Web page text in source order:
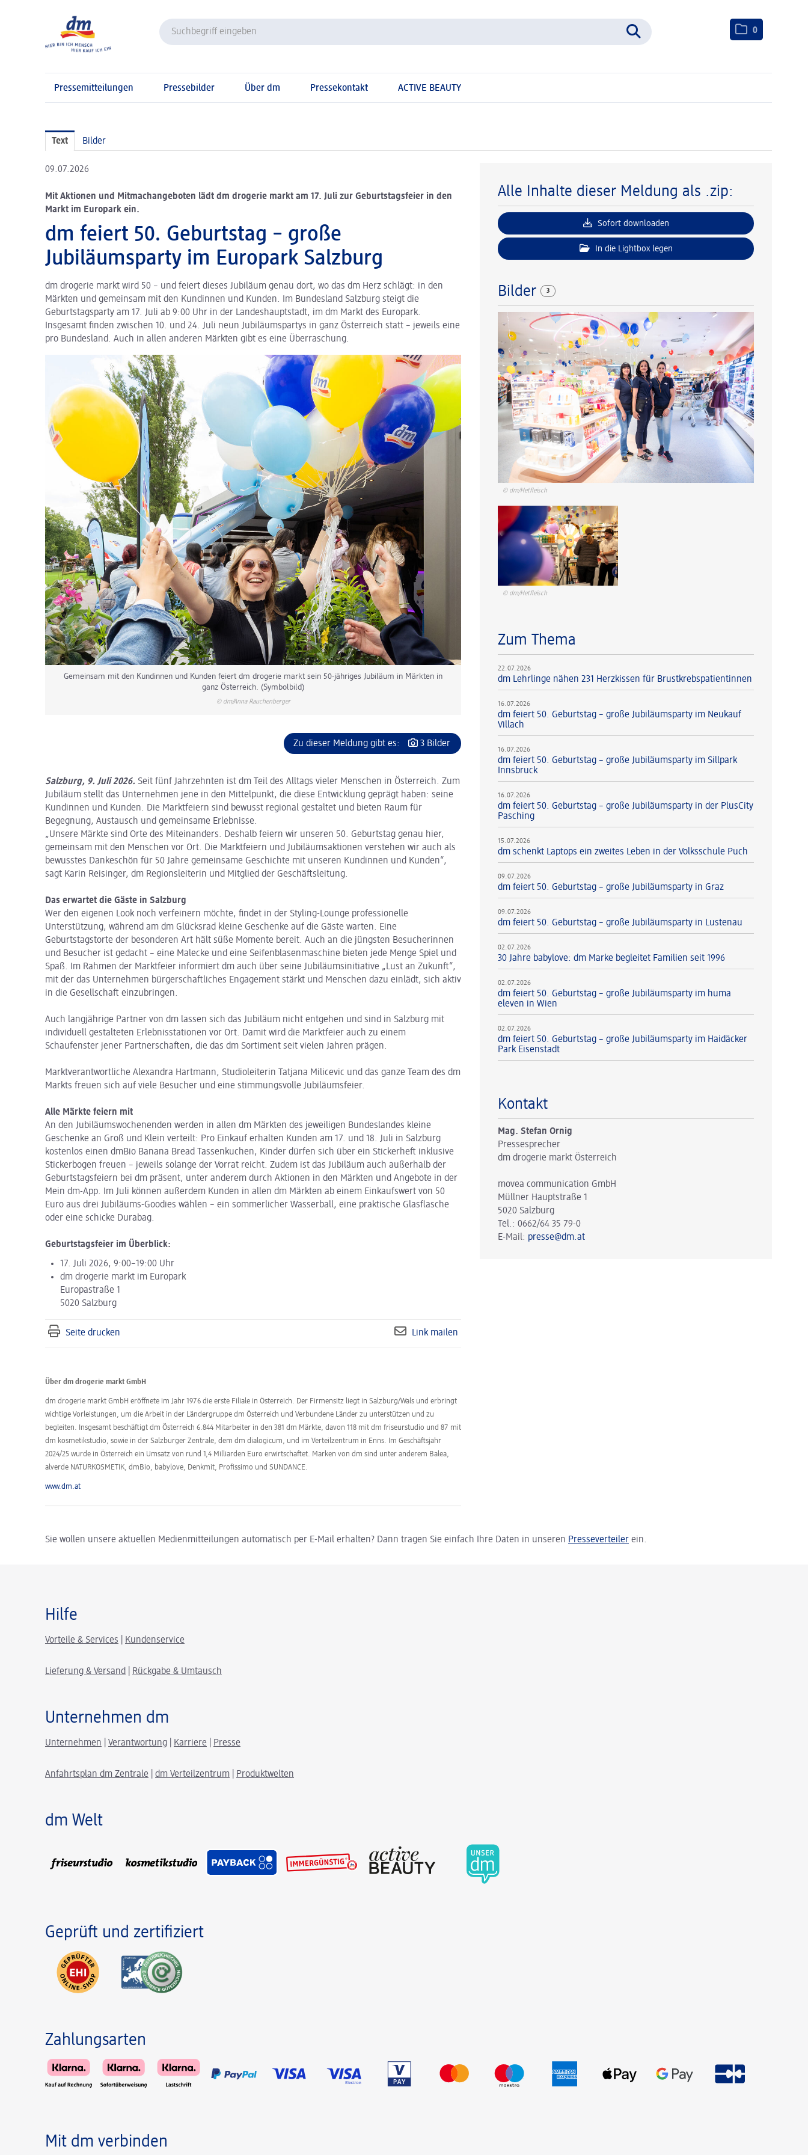
0
Pressemitteilungen Pressebilder Über dm Pressekontakt ACTIVE BEAUTY
Text Bilder
09.07.2026
Mit Aktionen und Mitmachangeboten lädt dm drogerie markt am 17. Juli zur Geburtstagsfeier in den
Markt im Europark ein.
dm feiert 50. Geburtstag – große
Jubiläumsparty im Europark Salzburg
dm drogerie markt wird 50 – und feiert dieses Jubiläum genau dort, wo das dm Herz schlägt: in den
Märkten und gemeinsam mit den Kundinnen und Kunden. Im Bundesland Salzburg steigt die
Geburtstagsparty am 17. Juli ab 9:00 Uhr in der Landeshauptstadt, im dm Markt des Europark.
Insgesamt finden zwischen 10. und 24. Juli neun Jubiläumspartys in ganz Österreich statt – jeweils eine
pro Bundesland. Auch in allen anderen Märkten gibt es eine Überraschung.
Gemeinsam mit den Kundinnen und Kunden feiert dm drogerie markt sein 50-jähriges Jubiläum in Märkten in
ganz Österreich. (Symbolbild)
© dm/Anna Rauchenberger
Zu dieser Meldung gibt es: 3 Bilder
Salzburg, 9. Juli 2026. Seit fünf Jahrzehnten ist dm Teil des Alltags vieler Menschen in Österreich. Zum
Jubiläum stellt das Unternehmen jene in den Mittelpunkt, die diese Entwicklung geprägt haben: seine
Kundinnen und Kunden. Die Marktfeiern sind bewusst regional gestaltet und bieten Raum für
Begegnung, Austausch und gemeinsame Erlebnisse.
„Unsere Märkte sind Orte des Miteinanders. Deshalb feiern wir unseren 50. Geburtstag genau hier,
gemeinsam mit den Menschen vor Ort. Die Marktfeiern und Jubiläumsaktionen verstehen wir auch als
bewusstes Dankeschön für 50 Jahre gemeinsame Geschichte mit unseren Kundinnen und Kunden“,
sagt Karin Reisinger, dm Regionsleiterin und Mitglied der Geschäftsleitung.
Das erwartet die Gäste in Salzburg
Wer den eigenen Look noch verfeinern möchte, findet in der Styling-Lounge professionelle
Unterstützung, während am dm Glücksrad kleine Geschenke auf die Gäste warten. Eine
Geburtstagstorte der besonderen Art hält süße Momente bereit. Auch an die jüngsten Besucherinnen
und Besucher ist gedacht – eine Malecke und eine Seifenblasenmaschine bieten jede Menge Spiel und
Spaß. Im Rahmen der Marktfeier informiert dm auch über seine Jubiläumsinitiative „Lust an Zukunft“,
mit der das Unternehmen bürgerschaftliches Engagement stärkt und Menschen dazu einlädt, sich aktiv
in die Gesellschaft einzubringen.
Auch langjährige Partner von dm lassen sich das Jubiläum nicht entgehen und sind in Salzburg mit
individuell gestalteten Erlebnisstationen vor Ort. Damit wird die Marktfeier auch zu einem
Schaufenster jener Partnerschaften, die das dm Sortiment seit vielen Jahren prägen.
Marktverantwortliche Alexandra Hartmann, Studioleiterin Tatjana Milicevic und das ganze Team des dm
Markts freuen sich auf viele Besucher und eine stimmungsvolle Jubiläumsfeier.
Alle Märkte feiern mit
An den Jubiläumswochenenden werden in allen dm Märkten des jeweiligen Bundeslandes kleine
Geschenke an Groß und Klein verteilt: Pro Einkauf erhalten Kunden am 17. und 18. Juli in Salzburg
kostenlos einen dmBio Banana Bread Tassenkuchen, Kinder dürfen sich über ein Stickerheft inklusive
Stickerbogen freuen – jeweils solange der Vorrat reicht. Zudem ist das Jubiläum auch außerhalb der
Geburtstagsfeiern bei dm präsent, unter anderem durch Aktionen in den Märkten und Angebote in der
Mein dm-App. Im Juli können außerdem Kunden in allen dm Märkten ab einem Einkaufswert von 50
Euro aus drei Jubiläums-Goodies wählen – ein sommerlicher Wasserball, eine praktische Glasflasche
oder eine schicke Durabag.
Geburtstagsfeier im Überblick:
17. Juli 2026, 9:00–19:00 Uhr
dm drogerie markt im Europark
Europastraße 1
5020 Salzburg
Seite drucken Link mailen
Über dm drogerie markt GmbH
dm drogerie markt GmbH eröffnete im Jahr 1976 die erste Filiale in Österreich. Der Firmensitz liegt in Salzburg/Wals und erbringt
wichtige Vorleistungen, um die Arbeit in der Ländergruppe dm Österreich und Verbundene Länder zu unterstützen und zu
begleiten. Insgesamt beschäftigt dm Österreich 6.844 Mitarbeiter in den 381 dm Märkte, davon 118 mit dm friseurstudio und 87 mit
dm kosmetikstudio, sowie in der Salzburger Zentrale, dem dm dialogicum, und im Verteilzentrum in Enns. Im Geschäftsjahr
2024/25 wurde in Österreich ein Umsatz von rund 1,4 Milliarden Euro erwirtschaftet. Marken von dm sind unter anderem Balea,
alverde NATURKOSMETIK, dmBio, babylove, Denkmit, Profissimo und SUNDANCE.
www.dm.at
Alle Inhalte dieser Meldung als .zip:
Sofort downloaden
In die Lightbox legen
Bilder 3
© dm/Hetfleisch
© dm/Hetfleisch
Zum Thema
22.07.2026
dm Lehrlinge nähen 231 Herzkissen für Brustkrebspatientinnen
16.07.2026
dm feiert 50. Geburtstag – große Jubiläumsparty im Neukauf
Villach
16.07.2026
dm feiert 50. Geburtstag – große Jubiläumsparty im Sillpark
Innsbruck
16.07.2026
dm feiert 50. Geburtstag – große Jubiläumsparty in der PlusCity
Pasching
15.07.2026
dm schenkt Laptops ein zweites Leben in der Volksschule Puch
09.07.2026
dm feiert 50. Geburtstag – große Jubiläumsparty in Graz
09.07.2026
dm feiert 50. Geburtstag – große Jubiläumsparty in Lustenau
02.07.2026
30 Jahre babylove: dm Marke begleitet Familien seit 1996
02.07.2026
dm feiert 50. Geburtstag – große Jubiläumsparty im huma
eleven in Wien
02.07.2026
dm feiert 50. Geburtstag – große Jubiläumsparty im Haidäcker
Park Eisenstadt
Kontakt
Mag. Stefan Ornig
Pressesprecher
dm drogerie markt Österreich
movea communication GmbH
Müllner Hauptstraße 1
5020 Salzburg
Tel.: 0662/64 35 79-0
E-Mail: presse@dm.at
Sie wollen unsere aktuellen Medienmitteilungen automatisch per E-Mail erhalten? Dann tragen Sie einfach Ihre Daten in unseren Presseverteiler ein.
Hilfe
Vorteile & Services Kundenservice
Lieferung & Versand Rückgabe & Umtausch
Unternehmen dm
Unternehmen Verantwortung Karriere Presse
Anfahrtsplan dm Zentrale dm Verteilzentrum Produktwelten
dm Welt
Geprüft und zertifiziert
Zahlungsarten
Mit dm verbinden